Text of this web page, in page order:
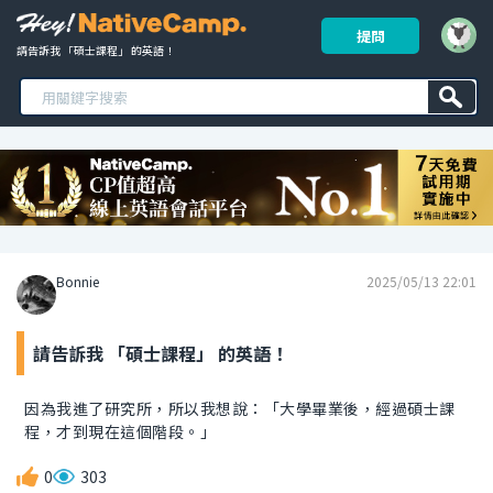
請告訴我 「碩士課程」 的英語！
提問
Bonnie 2025/05/13 22:01
請告訴我 「碩士課程」 的英語！
因為我進了研究所，所以我想說：「大學畢業後，經過碩士課
程，才到現在這個階段。」
0 303